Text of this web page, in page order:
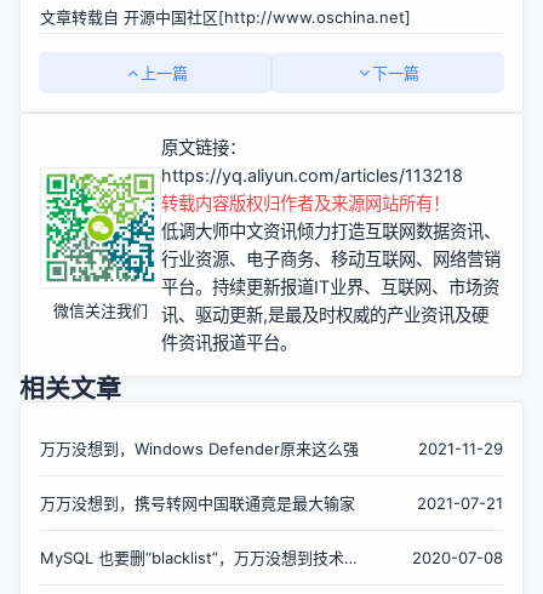
文章转载自 开源中国社区[http://www.oschina.net]
上一篇 下一篇
微信关注我们
原文链接：
https://yq.aliyun.com/articles/113218
转载内容版权归作者及来源网站所有！
低调大师中文资讯倾力打造互联网数据资讯、
行业资源、电子商务、移动互联网、网络营销
平台。持续更新报道IT业界、互联网、市场资
讯、驱动更新,是最及时权威的产业资讯及硬
件资讯报道平台。
相关文章
万万没想到，Windows Defender原来这么强 2021-11-29
万万没想到，携号转网中国联通竟是最大输家 2021-07-21
MySQL 也要删“blacklist”，万万没想到技术术
2020-07-08